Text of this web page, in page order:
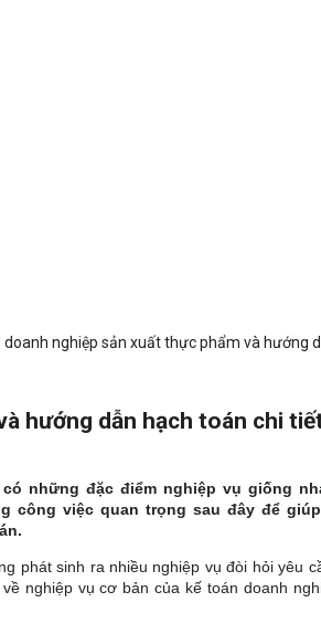
doanh nghiệp sản xuất thực phẩm và hướng
hướng dẫn hạch toán chi
những đặc điểm nghiệp vụ giống
công việc quan trọng sau đây để
phát sinh ra nhiều nghiệp vụ đòi hỏi yêu
nghiệp vụ cơ bản của kế toán doanh